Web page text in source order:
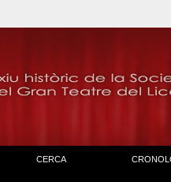
CERCA